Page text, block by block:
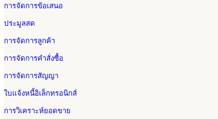
การจัดการข้อเสนอ
ประมูลสด
การจัดการลูกค้า
การจัดการคำสั่งซื้อ
การจัดการสัญญา
ใบแจ้งหนี้อิเล็กทรอนิกส์
การวิเคราะห์ยอดขาย